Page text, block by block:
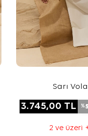
Sarı
3.745,00 TL %
2 ve üzeri